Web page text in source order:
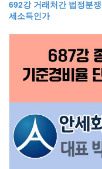
692강 거래처간 법정분
세소득인가